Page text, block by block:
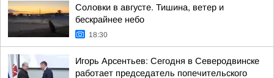
Соловки в августе. Тишина, ветер и
бескрайнее небо
18:30
Игорь Арсентьев: Сегодня в Северодвинске
работает председатель попечительского